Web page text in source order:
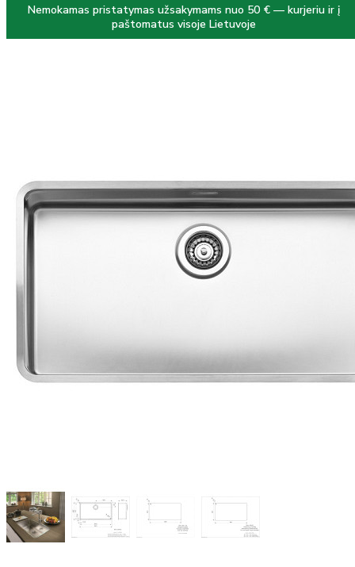
Nemokamas pristatymas užsakymams nuo 50 € — kurjeriu ir į
paštomatus visoje Lietuvoje